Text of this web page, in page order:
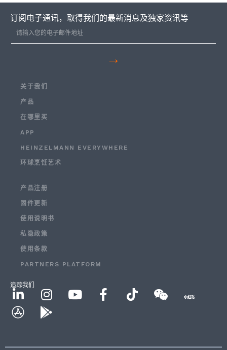
订阅电子通讯，取得我们的最新消息及独家资讯等
→
关于我们
产品
在哪里买
APP
HEINZELMANN EVERYWHERE
环球烹饪艺术
产品注册
固件更新
使用说明书
私隐政策
使用条款
PARTNERS PLATFORM
追踪我们